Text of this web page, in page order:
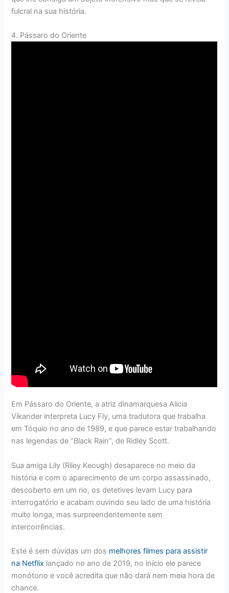
fulcral na sua história.
4. Pássaro do Oriente
Em Pássaro do Oriente, a atriz dinamarquesa Alicia
Vikander interpreta Lucy Fly, uma tradutora que trabalha
em Tóquio no ano de 1989, e que parece estar trabalhando
nas legendas de “Black Rain”, de Ridley Scott.
Sua amiga Lily (Riley Keough) desaparece no meio da
história e com o aparecimento de um corpo assassinado,
descoberto em um rio, os detetives levam Lucy para
interrogatório e acabam ouvindo seu lado de uma história
muito longa, mas surpreendentemente sem
intercorrências.
Este é sem dúvidas um dos melhores filmes para assistir
na Netflix lançado no ano de 2019, no início ele parece
monótono e você acredita que não dará nem meia hora de
chance.